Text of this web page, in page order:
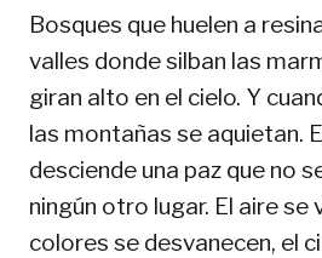
Bosques que huelen a
valles donde silban las
giran alto en el cielo. Y
las montañas se aquietan.
desciende una paz que no
ningún otro lugar. El aire se
colores se desvanecen, el